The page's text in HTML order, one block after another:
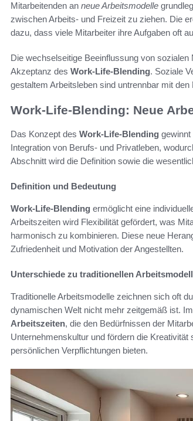
Mitarbeitenden an neue Arbeitsmodelle
zwischen Arbeits- und Freizeit zu ziehen. Die
dazu, dass viele Mitarbeiter ihre Aufgaben oft
Die wechselseitige Beeinflussung von
Akzeptanz des Work-Life-Blending. Soziale
gestaltem Arbeitsleben sind untrennbar mit
Work-Life-Blending: Neue
Das Konzept des Work-Life-Blending gewinnt
Integration von Berufs- und Privatleben,
Abschnitt wird die Definition sowie die
Definition und Bedeutung
Work-Life-Blending ermöglicht eine
Arbeitszeiten wird Flexibilität gefördert, was
harmonisch zu kombinieren. Diese neue
Zufriedenheit und Motivation der Angestellten.
Unterschiede zu traditionellen
Traditionelle Arbeitsmodelle zeichnen sich oft
dynamischen Welt nicht mehr zeitgemäß ist.
Arbeitszeiten, die den Bedürfnissen der
Unternehmenskultur und fördern die
persönlichen Verpflichtungen bieten.